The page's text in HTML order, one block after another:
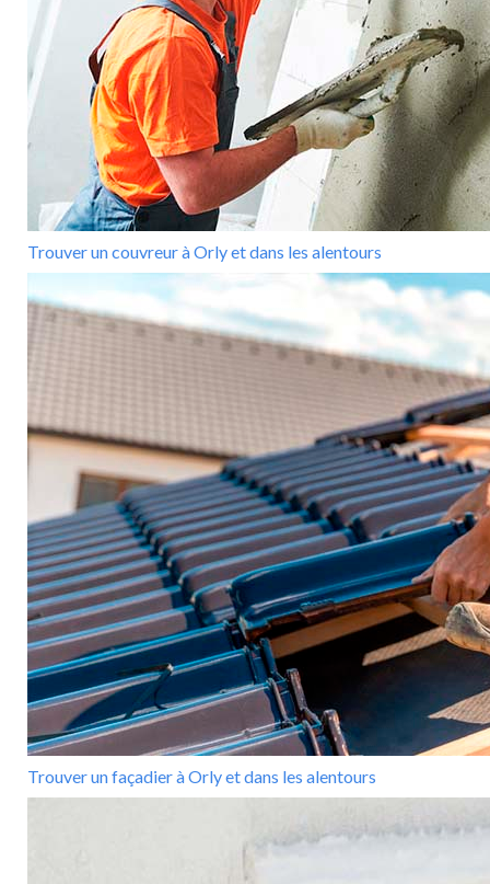
Trouver un couvreur à Orly et dans les alentours
Trouver un façadier à Orly et dans les alentours